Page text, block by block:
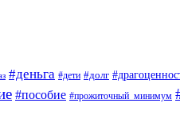
#деньга #дети #долг
#пособие #прожиточный_минимум